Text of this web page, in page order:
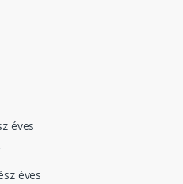
éves
éves